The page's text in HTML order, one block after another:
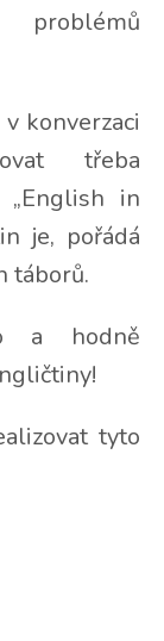
konverzaci
třeba
„English in
je, pořádá
táborů.
a hodně
tyto